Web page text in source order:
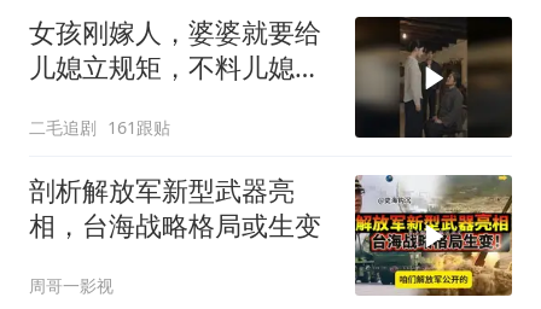
女孩刚嫁人，婆婆就要给
儿媳立规矩，不料儿媳不
二毛追剧 161跟贴
剖析解放军新型武器亮
相，台海战略格局或生变
周哥一影视